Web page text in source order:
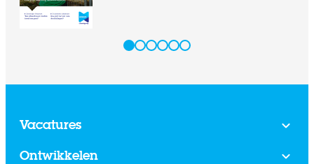
Vacatures
Ontwikkelen